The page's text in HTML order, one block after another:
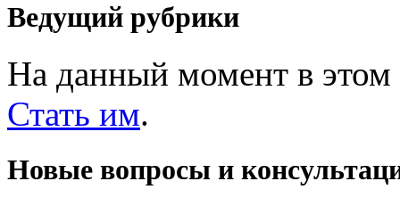
Ведущий рубрики
На данный момент в этом
Стать им.
Новые вопросы и